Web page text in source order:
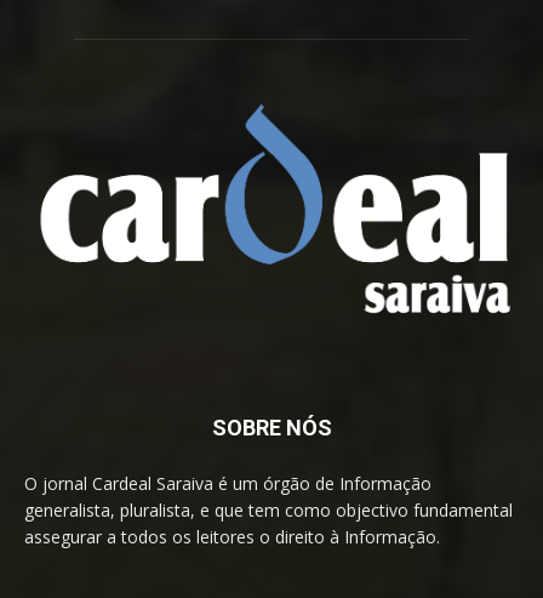
SOBRE NÓS
O jornal Cardeal Saraiva é um órgão de Informação
generalista, pluralista, e que tem como objectivo fundamental
assegurar a todos os leitores o direito à Informação.